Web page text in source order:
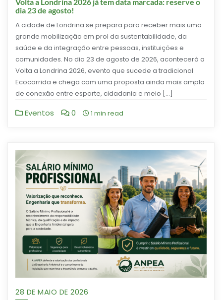
dia 23 de agosto!
A cidade de Londrina se prepara para receber mais uma
grande mobilização em prol da sustentabilidade, da
saúde e da integração entre pessoas, instituições e
comunidades. No dia 23 de agosto de 2026, acontecerá a
Volta a Londrina 2026, evento que sucede a tradicional
Ecocorrida e chega com uma proposta ainda mais ampla
de conexão entre esporte, cidadania e meio […]
Eventos 0 1 min read
28 DE MAIO DE 2026